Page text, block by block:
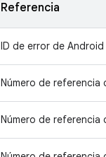
Referencia
ID de error de Android
Número de referencia
Número de referencia